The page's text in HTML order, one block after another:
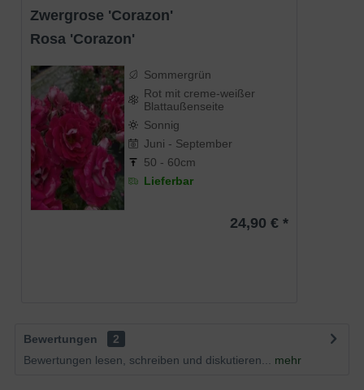
Zwergrose 'Corazon'
Rosa 'Corazon'
Sommergrün
Rot mit creme-weißer
Blattaußenseite
Sonnig
Juni - September
50 - 60cm
Lieferbar
24,90 € *
Bewertungen
2
Bewertungen lesen, schreiben und diskutieren...
mehr